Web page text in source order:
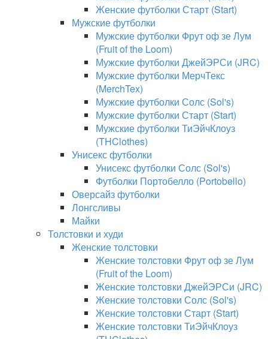
Женские футболки Старт (Start)
Мужские футболки
Мужские футболки Фрут оф зе Лум
(Fruit of the Loom)
Мужские футболки ДжейЭРСи (JRC)
Мужские футболки МерчТекс
(MerchTex)
Мужские футболки Солс (Sol's)
Мужские футболки Старт (Start)
Мужские футболки ТиЭйчКлоуз
(THClothes)
Унисекс футболки
Унисекс футболки Солс (Sol's)
Футболки Портобелло (Portobello)
Оверсайз футболки
Лонгсливы
Майки
Толстовки и худи
Женские толстовки
Женские толстовки Фрут оф зе Лум
(Fruit of the Loom)
Женские толстовки ДжейЭРСи (JRC)
Женские толстовки Солс (Sol's)
Женские толстовки Старт (Start)
Женские толстовки ТиЭйчКлоуз